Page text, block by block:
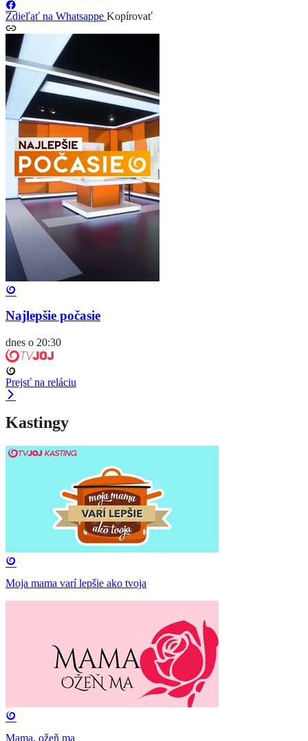
Zdieľať na Whatsappe Kopírovať
Najlepšie počasie
dnes o 20:30
Prejsť na reláciu
Kastingy
Moja mama varí lepšie ako tvoja
Mama, ožeň ma